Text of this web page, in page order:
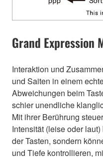
Grand Expression
Interaktion und
und Saiten in einem
Abweichungen beim
schier unendliche
Mit ihrer Berührung
Intensität (leise oder
der Tasten, sondern
und Tiefe kontrollieren,